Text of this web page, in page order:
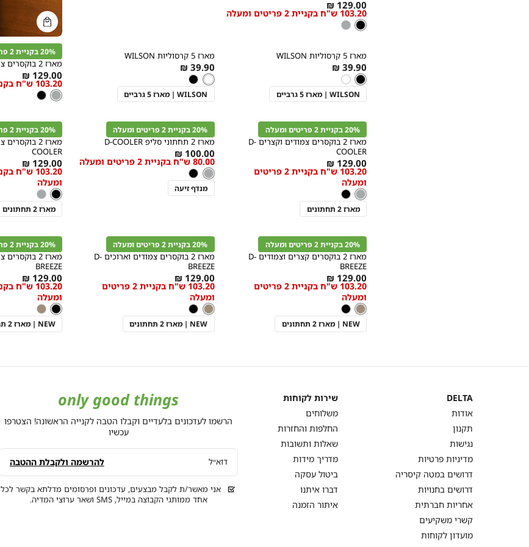
מידה
As
low
as
129.00 ₪
103.20 ש"ח בקניית 2 פריטים ומעלה
צבע
שחור
שחוראפור
קנייה
מהירהColor
אפור
הוספה
לסל
20% בקניית 2 פריטים ומעלה
מארז 2 בוקסרים צמודים וארוכים D-COOLER
As
low
as
129.00 ₪
103.20 ש"ח בקניית 2 פריטים ומעלה
צבע
אפור
אפורשחור
קנייה
שחור
מידה
לסל
מארז 5 קרסוליות WILSON
As
low
as
39.90 ₪
צבע
שחור
שחורלבן
WILSON | מארז 5 גרביים
לבן
מידה
לסל
מארז 5 קרסוליות WILSON
As
low
as
39.90 ₪
צבע
לבן
לבן שחור
WILSON | מארז 5 גרביים
קנייה
Color
אפור
הוספה
לסל
20% בקניית 2 פריטים ומעלה
מארז 2 בוקסרים צמודים וקצרים D-
COOLER
As
low
as
129.00 ₪
103.20 ש"ח בקניית 2 פריטים
ומעלה
צבע
אפור
אפורשחור
מארז 2 תחתונים
קנייה
Color
אפור
מידה
הוספה
לסל
20% בקניית 2 פריטים ומעלה
מארז 2 תחתוני סליפ D-COOLER
As
low
as
100.00 ₪
80.00 ש"ח בקניית 2 פריטים ומעלה
צבע
אפור
אפורשחור
מנדף זיעה
קנייה
Color
שחור
הוספה
לסל
20% בקניית 2 פריטים ומעלה
COOLER
As
low
as
129.00 ₪
ומעלה
צבע
שחור
שחוראפור
מארז 2 תחתונים
קנייה
Color
חום
הוספה
לסל
20% בקניית 2 פריטים ומעלה
מארז 2 בוקסרים קצרים וצמודים D-
BREEZE
As
low
as
129.00 ₪
103.20 ש"ח בקניית 2 פריטים
ומעלה
צבע
חום
חום שחור
NEW | מארז 2 תחתונים
Color
חום
הוספה
לסל
20% בקניית 2 פריטים ומעלה
מארז 2 בוקסרים צמודים וארוכים D-
BREEZE
As
low
as
129.00 ₪
103.20 ש"ח בקניית 2 פריטים
ומעלה
צבע
חום
חום שחור
NEW | מארז 2 תחתונים
קנייה
Color
שחור
הוספה
לסל
20% בקניית 2 פריטים ומעלה
BREEZE
As
low
as
129.00 ₪
ומעלה
צבע
שחור
שחורחום
NEW | מארז 2 תחתונים
DELTA
DELTA
אודות
תקנון
נגישות
מדיניות פרטיות
דרושים במטה קיסריה
דרושים בחנויות
אחריות חברתית
קשרי משקיעים
מועדון לקוחות
שירות
לקוחות
שירות לקוחות
משלוחים
החלפות והחזרות
שאלות ותשובות
מדריך מידות
ביטול עסקה
דברו איתנו
איתור הזמנה
only good things
הרשמו לעדכונים בלעדיים וקבלו הטבה לקנייה הראשונה! הצטרפו
עכשיו
דוא״ל
אני מאשר/ת לקבל מבצעים, עדכונים ופרסומים מדלתא בקשר לכל
אחד ממותגי הקבוצה במייל, SMS ושאר ערוצי המדיה.
להרשמה ולקבלת ההטבה